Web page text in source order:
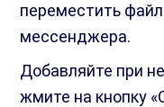
переместить
мессенджера.
Добавляйте при
жмите на кнопку